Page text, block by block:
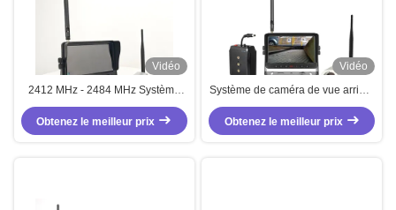
Vidéo
2412 MHz - 2484 MHz Système
de caméra sans fil à chariot
élévateur 7 pouces
Obtenez le meilleur prix
Vidéo
Système de caméra de vue arrière
imperméable à l'eau 10V - 45V
Caméra de secours de chariot
élévateur à fourche CC
Obtenez le meilleur prix